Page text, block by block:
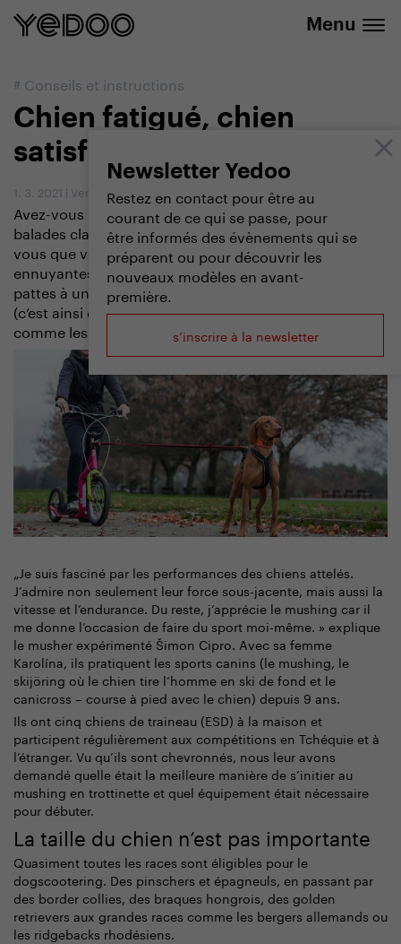
Menu
Newsletter Yedoo
Restez en contact pour être au
courant de ce qui se passe, pour
être informés des évènements qui se
préparent ou pour découvrir les
nouveaux modèles en avant-
première.
s’inscrire à la newsletter
# Conseils et instructions
Chien fatigué, chien
satisfait
1. 3. 2021 | Vendula Kosíková
Avez-vous un chien qui aime bouger et qui avec des
balades classiques ne se dépense pas assez ? Pensez-
vous que vos sorties sont trop stéréotypées et
ennuyantes ? Attelez votre compagnon à quatre
pattes à une trottinette et peut-être que le mushing
(c’est ainsi qu’on appelle ce sport), vous séduira
comme les époux Cipro.
„Je suis fasciné par les performances des chiens attelés.
J’admire non seulement leur force sous-jacente, mais aussi la
vitesse et l’endurance. Du reste, j’apprécie le mushing car il
me donne l’occasion de faire du sport moi-même. » explique
le musher expérimenté Šimon Cipro. Avec sa femme
Karolína, ils pratiquent les sports canins (le mushing, le
skijöring où le chien tire l’homme en ski de fond et le
canicross – course à pied avec le chien) depuis 9 ans.
Ils ont cinq chiens de traineau (ESD) à la maison et
participent régulièrement aux compétitions en Tchéquie et à
l’étranger. Vu qu’ils sont chevronnés, nous leur avons
demandé quelle était la meilleure manière de s’initier au
mushing en trottinette et quel équipement était nécessaire
pour débuter.
La taille du chien n’est pas importante
Quasiment toutes les races sont éligibles pour le
dogscootering. Des pinschers et épagneuls, en passant par
des border collies, des braques hongrois, des golden
retrievers aux grandes races comme les bergers allemands ou
les ridgebacks rhodésiens.